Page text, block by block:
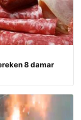
8 damar